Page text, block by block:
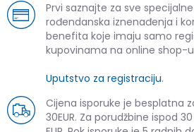
Prvi saznajte za sve
rođendanska iznenađenja i
benefita koje imaju samo
kupovinama na online shop-
Uputstvo za registraciju.
Cijena isporuke je besplatna
30EUR. Za porudžbine ispod